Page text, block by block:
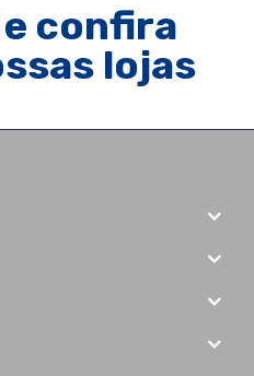
confira
lojas